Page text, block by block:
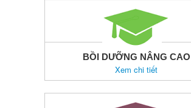
BỒI DƯỠNG NÂNG CAO
Xem chi tiết